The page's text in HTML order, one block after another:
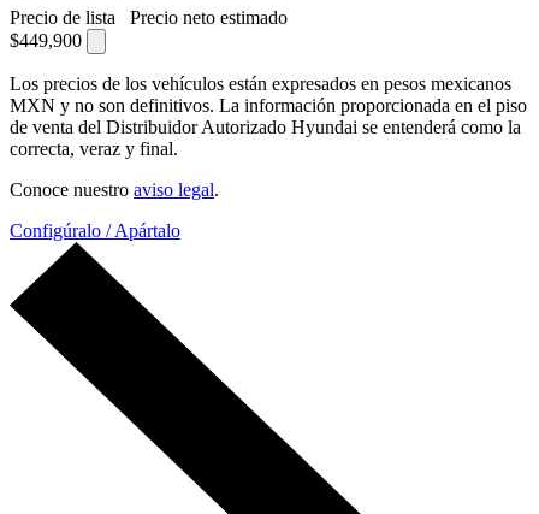
Precio de lista
Precio neto estimado
$449,900
Los precios de los vehículos están expresados en pesos mexicanos
MXN y no son definitivos. La información proporcionada en el piso
de venta del Distribuidor Autorizado Hyundai se entenderá como la
correcta, veraz y final.
Conoce nuestro aviso legal.
Configúralo / Apártalo